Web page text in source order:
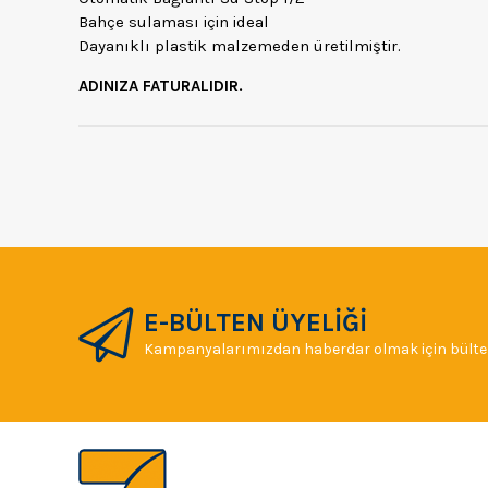
Bahçe sulaması için ideal
Dayanıklı plastik malzemeden üretilmiştir.
ADINIZA FATURALIDIR.
E-BÜLTEN ÜYELİĞİ
Kampanyalarımızdan haberdar olmak için